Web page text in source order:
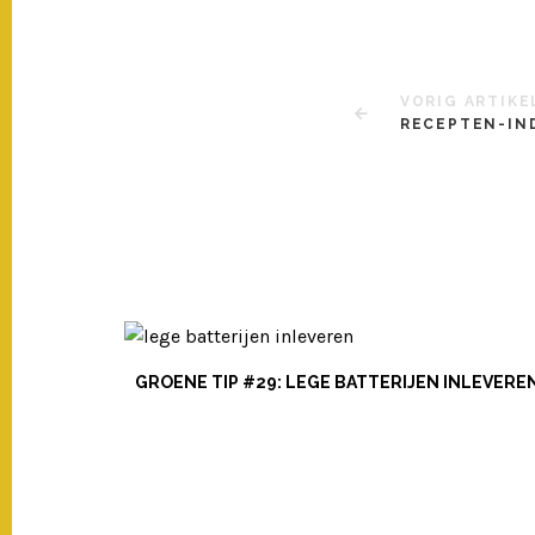
Bericht
VORIG
RECEPTEN-
GROENE TIP #29: LEGE BATTERIJEN INLEVEREN